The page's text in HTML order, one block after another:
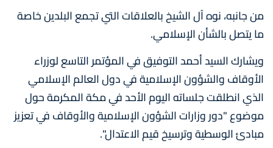
من جانبه، نوه آل الشيخ بالعلاقات التي تجمع البلدين خاصة
ما يتصل بالشأن الإسلامي.
ويشارك السيد أحمد التوفيق في المؤتمر التاسع لوزراء
الأوقاف والشؤون الإسلامية في دول العالم الإسلامي
الذي انطلقت جلساته اليوم الأحد في مكة المكرمة حول
موضوع "دور وزارات الشؤون الإسلامية والأوقاف في تعزيز
مبادئ الوسطية وترسيخ قيم الاعتدال".